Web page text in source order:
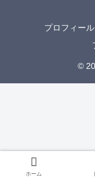
プロフィール
©
ホーム